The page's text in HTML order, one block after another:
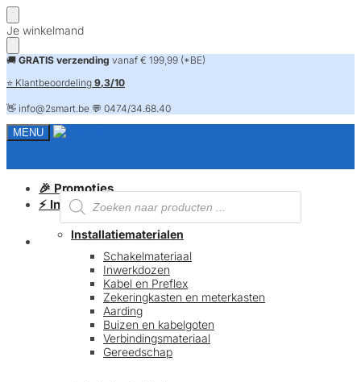
Skip
to
navigation
Skip
to
content
Je winkelmand
🚚 GRATIS verzending vanaf € 199,99 (*BE)
⭐ Klantbeoordeling 9,3/10
👋 info@2smart.be 💬 0474/34.68.40
MENU
Producten
zoeken
FAQ
🎉 Promoties
⚡ Installatiematerialen
Installatiematerialen
Schakelmateriaal
Inwerkdozen
Kabel en Preflex
Zekeringkasten en meterkasten
Aarding
Buizen en kabelgoten
Verbindingsmateriaal
Gereedschap